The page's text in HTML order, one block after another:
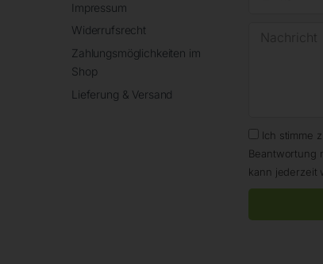
Impressum
Widerrufsrecht
Zahlungsmöglichkeiten im
Shop
Lieferung & Versand
Ich stimme
Beantwortung
kann jederzeit